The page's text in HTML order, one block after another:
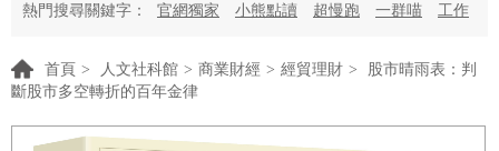
熱門搜尋關鍵字： 官網獨家 小熊點讀 超慢跑 一群喵 工作
首頁 > 人文社科館 > 商業財經 > 經貿理財 >
股市晴雨表：判
斷股市多空轉折的百年金律